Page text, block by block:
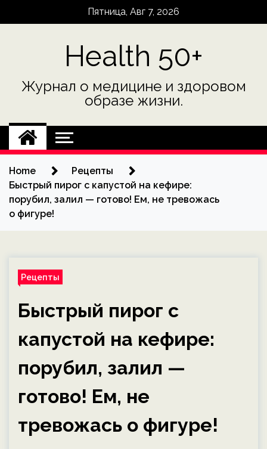
Пятница, Авг 7, 2026
Health 50+
Журнал о медицине и здоровом
образе жизни.
Home
Рецепты
Быстрый пирог с капустой на кефире:
порубил, залил — готово! Ем, не тревожась
о фигуре!
Рецепты
Быстрый пирог с
капустой на кефире:
порубил, залил —
готово! Ем, не
тревожась о фигуре!